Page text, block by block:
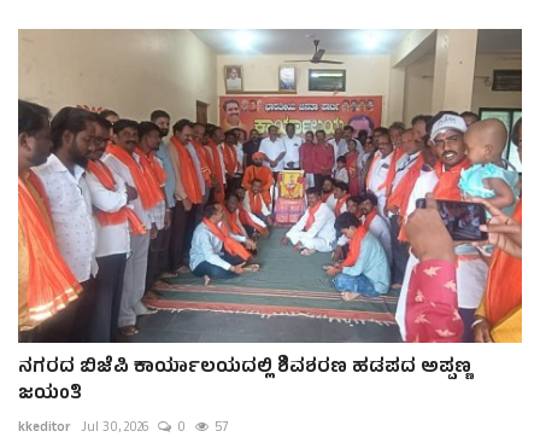
ನಗರದ ಬಿಜೆಪಿ ಕಾರ್ಯಾಲಯದಲ್ಲಿ ಶಿವಶರಣ ಹಡಪದ ಅಪ್ಪಣ್ಣ
ಜಯಂತಿ
kkeditor Jul 30, 2026 0 57